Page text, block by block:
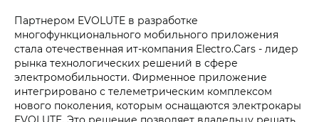
Партнером EVOLUTE в разработке
многофункционального мобильного приложения
стала отечественная ит-компания Electro.Cars - лидер
рынка технологических решений в сфере
электромобильности. Фирменное приложение
интегрировано с телеметрическим комплексом
нового поколения, которым оснащаются электрокары